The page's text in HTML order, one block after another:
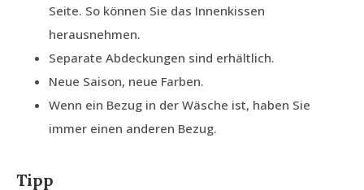
Seite. So können Sie das Innenkissen
herausnehmen.
Separate Abdeckungen sind erhältlich.
Neue Saison, neue Farben.
Wenn ein Bezug in der Wäsche ist, haben Sie
immer einen anderen Bezug.
Tipp